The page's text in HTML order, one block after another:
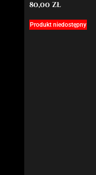
80,00 zł
Produkt niedostępny